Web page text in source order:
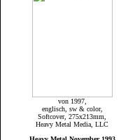
von 1997,
englisch, sw & color,
Softcover, 275x213mm,
Heavy Metal Media, LLC